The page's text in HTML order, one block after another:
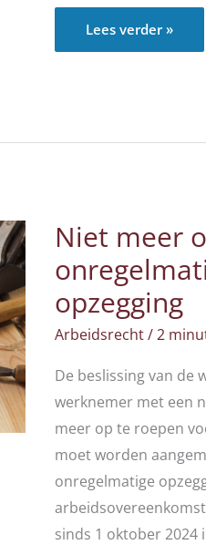
Wet
rechtsvermoeden
uurtarief
Lees verder »
Niet meer
opzegging
Arbeidsrecht/2
De beslissing van de
werknemer met een
meer op te roepen
moet worden
onregelmatige
sinds 1 oktober 2024